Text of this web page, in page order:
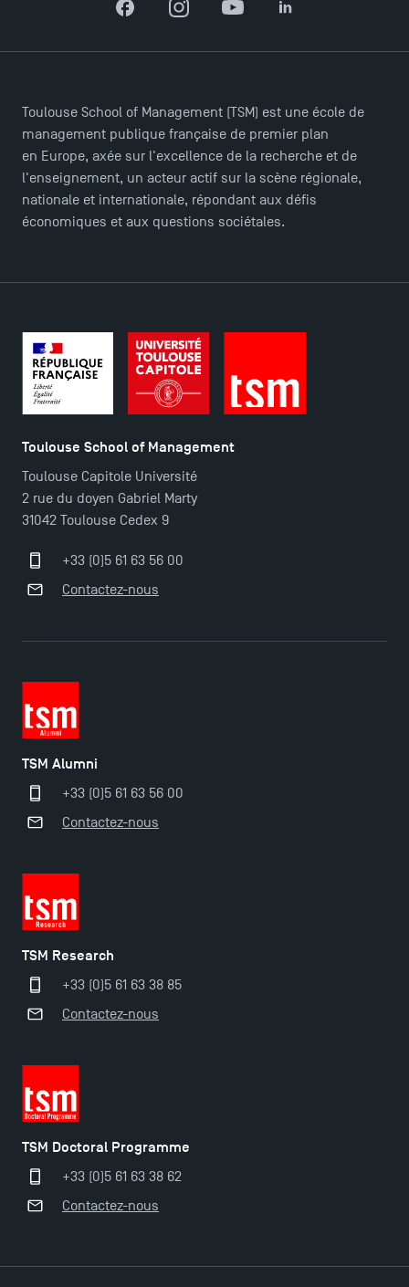
Logos et identité graphique
Presse
Plans et accès à TSM
TSM Éducation
FacebookInstagramYouTubeLinkedIn
Toulouse School of Management (TSM) est une école de
management publique française de premier plan
en Europe, axée sur l'excellence de la recherche et de
l'enseignement, un acteur actif sur la scène régionale,
nationale et internationale, répondant aux défis
économiques et aux questions sociétales.
Toulouse School of Management
Toulouse Capitole Université
2 rue du doyen Gabriel Marty
31042 Toulouse Cedex 9
+33 (0)5 61 63 56 00
Contactez-nous
TSM Alumni
+33 (0)5 61 63 56 00
Contactez-nous
TSM Research
+33 (0)5 61 63 38 85
Contactez-nous
TSM Doctoral Programme
+33 (0)5 61 63 38 62
Contactez-nous